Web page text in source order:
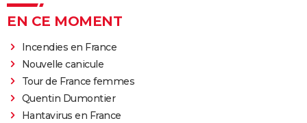
EN CE MOMENT
Incendies en France
Nouvelle canicule
Tour de France femmes
Quentin Dumontier
Hantavirus en France